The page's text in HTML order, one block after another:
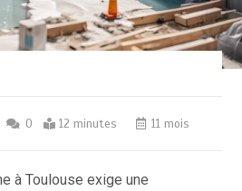
0 12 minutes 11 mois
à Toulouse exige une